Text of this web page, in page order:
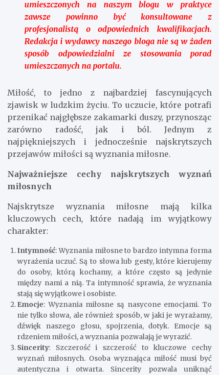
umieszczonych na naszym blogu w praktyce
zawsze powinno być konsultowane z
profesjonalistą o odpowiednich kwalifikacjach.
Redakcja i wydawcy naszego bloga nie są w żaden
sposób odpowiedzialni ze stosowania porad
umieszczanych na portalu.
Miłość, to jedno z najbardziej fascynujących
zjawisk w ludzkim życiu. To uczucie, które potrafi
przenikać najgłębsze zakamarki duszy, przynosząc
zarówno radość, jak i ból. Jednym z
najpiękniejszych i jednocześnie najskrytszych
przejawów miłości są wyznania miłosne.
Najważniejsze cechy najskrytszych wyznań
miłosnych
Najskrytsze wyznania miłosne mają kilka
kluczowych cech, które nadają im wyjątkowy
charakter:
Intymność: Wyznania miłosne to bardzo intymna forma
wyrażenia uczuć. Są to słowa lub gesty, które kierujemy
do osoby, którą kochamy, a które często są jedynie
między nami a nią. Ta intymność sprawia, że wyznania
stają się wyjątkowe i osobiste.
Emocje: Wyznania miłosne są nasycone emocjami. To
nie tylko słowa, ale również sposób, w jaki je wyrażamy,
dźwięk naszego głosu, spojrzenia, dotyk. Emocje są
rdzeniem miłości, a wyznania pozwalają je wyrazić.
Sincerity: Szczerość i szczerość to kluczowe cechy
wyznań miłosnych. Osoba wyznająca miłość musi być
autentyczna i otwarta. Sincerity pozwala uniknąć